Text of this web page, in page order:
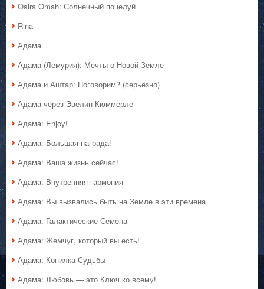
Osira Omah: Солнечный поцелуй
Rina
Адама
Адама (Лемурия): Мечты о Новой Земле
Адама и Аштар: Поговорим? (серьёзно)
Адама через Эвелин Кюммерле
Адама: Enjoy!
Адама: Большая награда!
Адама: Ваша жизнь сейчас!
Адама: Внутренняя гармония
Адама: Вы вызвались быть на Земле в эти времена
Адама: Галактические Семена
Адама: Жемчуг, который вы есть!
Адама: Копилка Судьбы
Адама: Любовь — это Ключ ко всему!